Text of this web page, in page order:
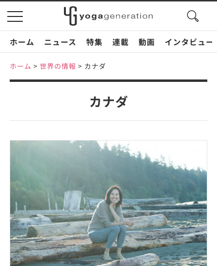
toggle
navigation
search
ホーム
ニュース 特集 連載 動画 インタビュー
ホーム > 世界の情報 > カナダ
カナダ